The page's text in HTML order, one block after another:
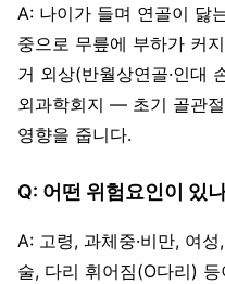
A: 나이가 들며 연골이 닳
중으로 무릎에 부하가 커
거 외상(반월상연골·인대
외과학회지 — 초기 골관
영향을 줍니다.
Q: 어떤 위험요인이 있
A: 고령, 과체중·비만, 여
술, 다리 휘어짐(O다리)